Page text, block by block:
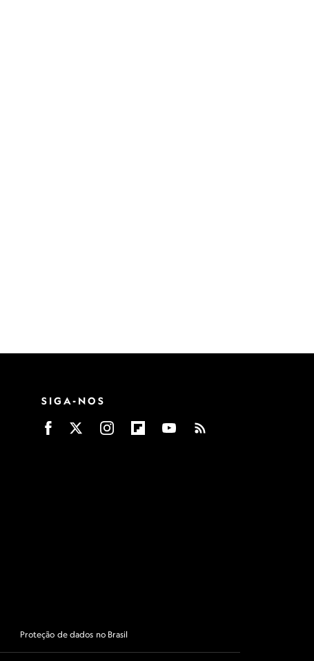
SIGA-NOS
Proteção de dados no Brasil